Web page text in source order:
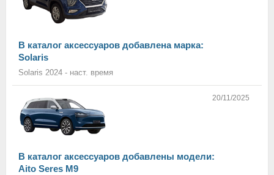
В каталог аксессуаров добавлена марка:
Solaris
Solaris 2024 - наст. время
20/11/2025
В каталог аксессуаров добавлены модели:
Aito Seres M9